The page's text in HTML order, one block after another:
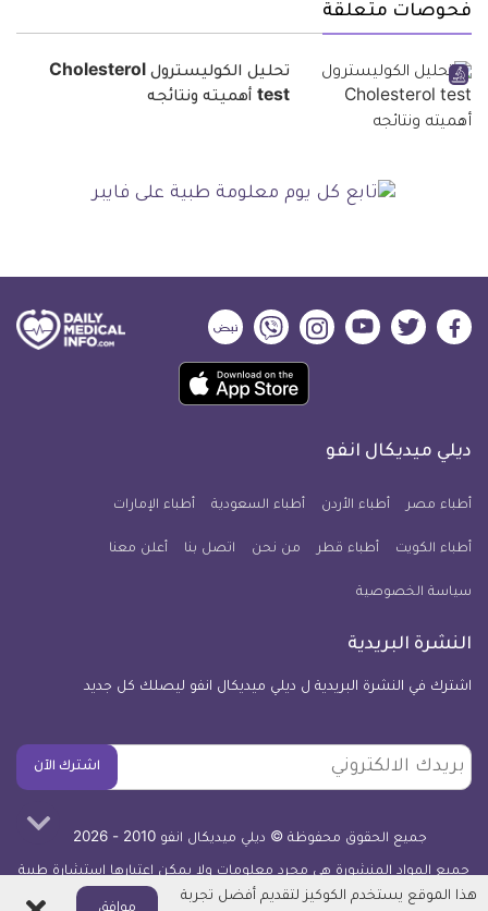
فحوصات متعلقة
تحليل الكوليسترول Cholesterol
test أهميته ونتائجه
ديلي
فيسبوك
ديلي
تويتر
ديلي
ميديكال
يوتيوب
ديلي
ميديكال
انفو
ديلي
ميديكال
انفو
ديلي
ميديكال
انفو
حمل
تطبيق
معلومة
للآيفون
ديلي ميديكال انفو
أطباء مصر أطباء الأردن أطباء السعودية أطباء الإمارات
أطباء الكويت أطباء قطر من نحن اتصل بنا أعلن معنا
سياسة الخصوصية
النشرة البريدية
اشترك في النشرة البريدية ل ديلي ميديكال انفو ليصلك كل جديد
بريدك
الالكتروني
اشترك الآن
جميع الحقوق محفوظة © ديلي ميديكال انفو 2010 - 2026
جميع المواد المنشورة هي مجرد معلومات ولا يمكن اعتبارها استشارة طبية
أو توصية علاجية - اعرف المزيد
هذا الموقع يستخدم الكوكيز لتقديم أفضل تجربة اغلاق